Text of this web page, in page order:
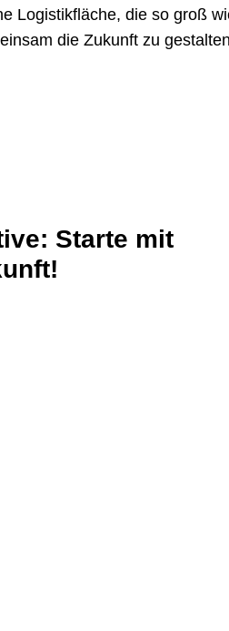
Logistikfläche, die so groß
die Zukunft zu
Starte mit